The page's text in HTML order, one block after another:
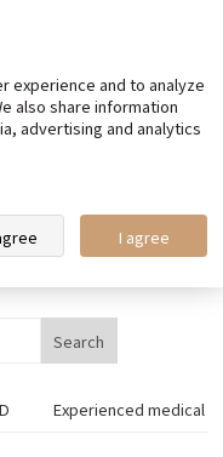
Team Toxnfill
Hotel Information
Search
Experienced medical
experience and to analyze
also share information
advertising and analytics
I agree